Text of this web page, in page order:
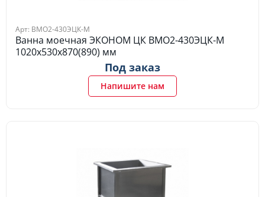
Арт: ВМО2-430ЭЦК-М
Ванна моечная ЭКОНОМ ЦК ВМО2-430ЭЦК-М
1020х530х870(890) мм
Под заказ
Напишите нам